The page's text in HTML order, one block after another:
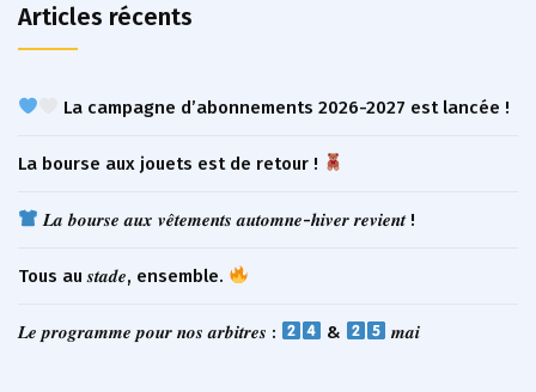
Articles récents
La campagne d’abonnements 2026-2027 est lancée !
La bourse aux jouets est de retour !
𝑳𝒂 𝒃𝒐𝒖𝒓𝒔𝒆 𝒂𝒖𝒙 𝒗𝒆̂𝒕𝒆𝒎𝒆𝒏𝒕𝒔 𝒂𝒖𝒕𝒐𝒎𝒏𝒆-𝒉𝒊𝒗𝒆𝒓 𝒓𝒆𝒗𝒊𝒆𝒏𝒕 !
Tous au 𝒔𝒕𝒂𝒅𝒆, ensemble.
𝑳𝒆 𝒑𝒓𝒐𝒈𝒓𝒂𝒎𝒎𝒆 𝒑𝒐𝒖𝒓 𝒏𝒐𝒔 𝒂𝒓𝒃𝒊𝒕𝒓𝒆𝒔 : & 𝒎𝒂𝒊